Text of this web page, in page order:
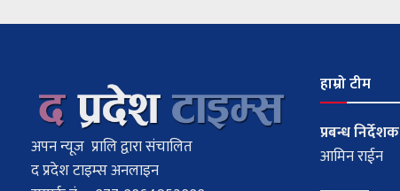
अपन न्यूज प्रालि द्वारा संचालित
द प्रदेश टाइम्स अनलाइन
हाम्रो टीम
प्रबन्ध निर्देशक
आमिन राईन